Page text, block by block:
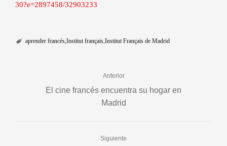
30?e=2897458/32903233
aprender francés Institut français Institut Français de Madrid
Anterior
El cine francés encuentra su hogar en
Madrid
Siguiente